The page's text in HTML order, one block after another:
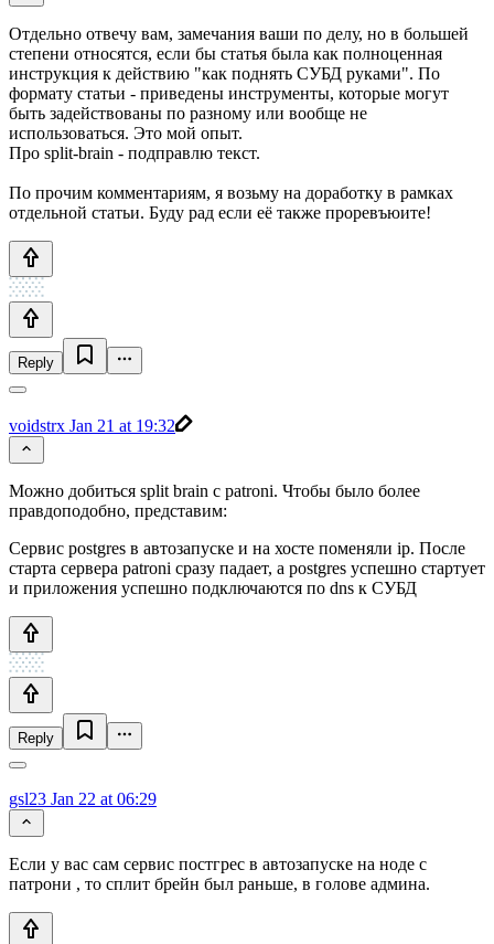
Отдельно отвечу вам, замечания ваши по делу, но в большей
степени относятся, если бы статья была как полноценная
инструкция к действию "как поднять СУБД руками". По
формату статьи - приведены инструменты, которые могут
быть задействованы по разному или вообще не
использоваться. Это мой опыт.
Про split-brain - подправлю текст.
По прочим комментариям, я возьму на доработку в рамках
отдельной статьи. Буду рад если её также проревъюите!
Reply
voidstrx Jan 21 at 19:32
Можно добиться split brain с patroni. Чтобы было более
правдоподобно, представим:
Сервис postgres в автозапуске и на хосте поменяли ip. После
старта сервера patroni сразу падает, а postgres успешно стартует
и приложения успешно подключаются по dns к СУБД
Reply
gsl23 Jan 22 at 06:29
Если у вас сам сервис постгрес в автозапуске на ноде с
патрони , то сплит брейн был раньше, в голове админа.